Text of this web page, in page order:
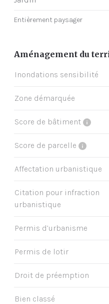
Entièrement paysager
Aménagement du
Inondations sensibilité
Zone démarquée
Score de bâtiment
Score de parcelle
Affectation urbanistique
Citation pour infraction
urbanistique
Permis d’urbanisme
Permis de lotir
Droit de préemption
Bien classé